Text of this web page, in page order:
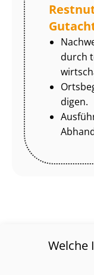
durch
di­gen.
Welche